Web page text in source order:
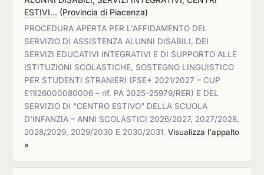
ESTIVI... (Provincia di Piacenza)
PROCEDURA APERTA PER L'AFFIDAMENTO DEL
SERVIZIO DI ASSISTENZA ALUNNI DISABILI, DEI
SERVIZI EDUCATIVI INTEGRATIVI E DI SUPPORTO ALLE
ISTITUZIONI SCOLASTICHE, SOSTEGNO LINGUISTICO
PER STUDENTI STRANIERI (FSE+ 2021/2027 – CUP
E11I26000080006 – rif. PA 2025-25979/RER) E DEL
SERVIZIO DI “CENTRO ESTIVO” DELLA SCUOLA
D'INFANZIA – ANNI SCOLASTICI 2026/2027, 2027/2028,
2028/2029, 2029/2030 E 2030/2031. Visualizza l'appalto
»